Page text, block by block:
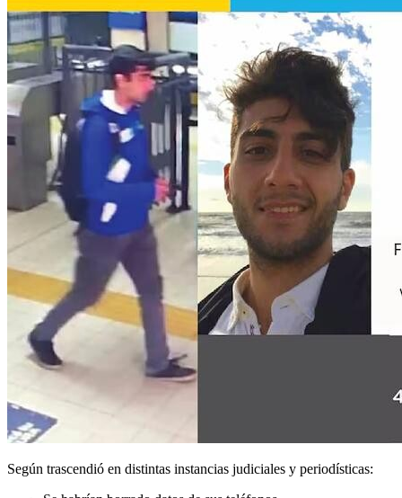
Según trascendió en distintas instancias judiciales y periodísticas: